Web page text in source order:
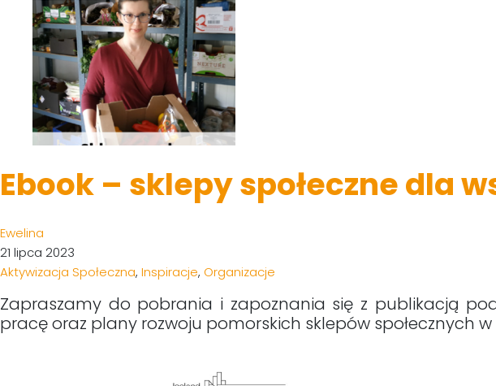
Ebook – sklepy społeczne dla
Ewelina
21 lipca 2023
Aktywizacja Społeczna, Inspiracje, Organizacje
Zapraszamy do pobrania i zapoznania się z publikacją
pracę oraz plany rozwoju pomorskich sklepów społecznych w